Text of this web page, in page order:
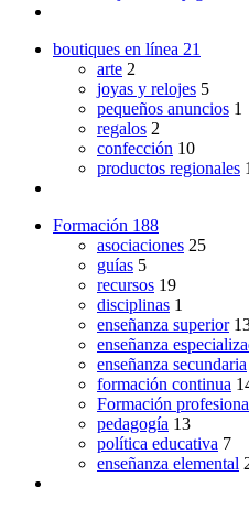
boutiques en línea 21
arte 2
joyas y relojes 5
pequeños anuncios 1
regalos 2
confección 10
productos regionales 1
Formación 188
asociaciones 25
guías 5
recursos 19
disciplinas 1
enseñanza superior
enseñanza
enseñanza secundaria
formación continua
Formación
pedagogía 13
política educativa 7
enseñanza elemental